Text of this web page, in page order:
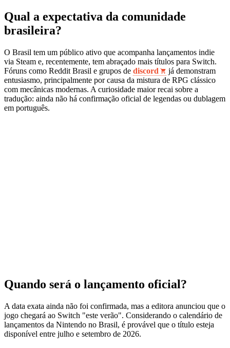
Qual a expectativa da comunidade
brasileira?
O Brasil tem um público ativo que acompanha lançamentos indie
via Steam e, recentemente, tem abraçado mais títulos para Switch.
Fóruns como Reddit Brasil e grupos de discord
já demonstram
entusiasmo, principalmente por causa da mistura de RPG clássico
com mecânicas modernas. A curiosidade maior recai sobre a
tradução: ainda não há confirmação oficial de legendas ou dublagem
em português.
Quando será o lançamento oficial?
A data exata ainda não foi confirmada, mas a editora anunciou que o
jogo chegará ao Switch "este verão". Considerando o calendário de
lançamentos da Nintendo no Brasil, é provável que o título esteja
disponível entre julho e setembro de 2026.